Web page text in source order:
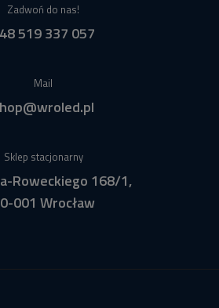
Zadwoń do nas!
519 337 057
Mail
Sklep stacjonarny
Roweckiego 168/1,
001 Wrocław